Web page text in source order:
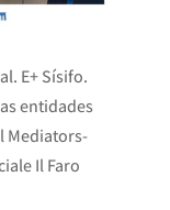
E+ Sísifo.
entidades
Mediators-
Il Faro